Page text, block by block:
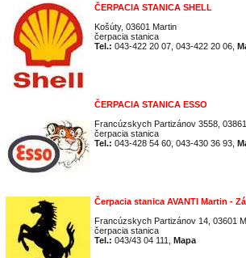
ČERPACIA STANICA SHELL
Košúty, 03601 Martin
čerpacia stanica
Tel.: 043-422 20 07, 043-422 20 06,
ČERPACIA STANICA ESSO
Francúzskych Partizánov 3558,
čerpacia stanica
Tel.: 043-428 54 60, 043-430 36 93,
Čerpacia stanica AVANTI Martin -
Francúzskych Partizánov 14, 03601
čerpacia stanica
Tel.: 043/43 04 111, Mapa